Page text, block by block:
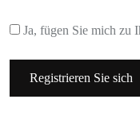
Ja, fügen Sie mich zu
Registrieren Sie sich